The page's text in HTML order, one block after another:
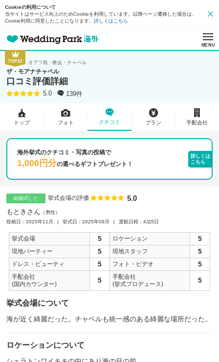
Cookieの利用について
当サイトはサービス向上のためCookieを利用しています。以降ページ遷移した場合は、
Cookie利用に同意したことになります。 詳しくはこちら
MENU
TOP10 オアフ島 教会・チャペル
ザ・モアナチャペル
口コミ評価詳細
5.0 139件
トップ フォト クチコミ プラン 手配会社
海外挙式のクチコミ・写真の投稿で
1,000円分の選べるギフトプレゼント！
詳しくは
こちら
結婚式した 挙式会場の評価 点数
5.0
もときさん
男性
投稿日：2025年11月
挙式日：2025年09月 渡航日程：4泊5日
挙式会場 5 ロケーション 5
現地パーティー 5 現地スタッフ 5
ドレス・ビューティ 5 フォト・ビデオ 5
手配会社
(国内カウンター)
5
手配会社
(挙式プロデュース)
5
挙式会場について
海が近く綺麗だった。チャペルも統一感のある綺麗な場所だった。
ロケーションについて